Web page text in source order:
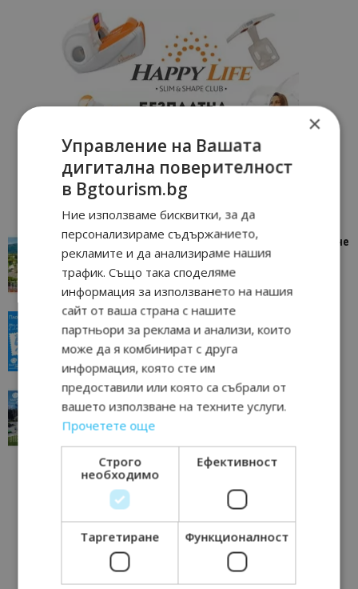
“Пощенска картичка от…”: Петрич – Изживяване
отвъд очакваното
Петрич 11/07/2026 11:22
“Пощенска картичка от…”: Пловдив, градът на
всички времена
Пловдив 23/06/2026 10:00
“Пощенска картичка от…”: Перник – град на
традициите, културата и вдъхновяващите...
Перник 17/06/2026 09:01
×
Управление на Вашата
дигитална поверителност
в Bgtourism.bg
Ние използваме бисквитки, за да
персонализираме съдържанието,
рекламите и да анализираме нашия
трафик. Също така споделяме
информация за използването на нашия
сайт от ваша страна с нашите
партньори за реклама и анализи, които
може да я комбинират с друга
информация, която сте им
предоставили или която са събрали от
вашето използване на техните услуги.
Прочетете още
Строго
необходимо
Ефективност
Таргетиране Функционалност